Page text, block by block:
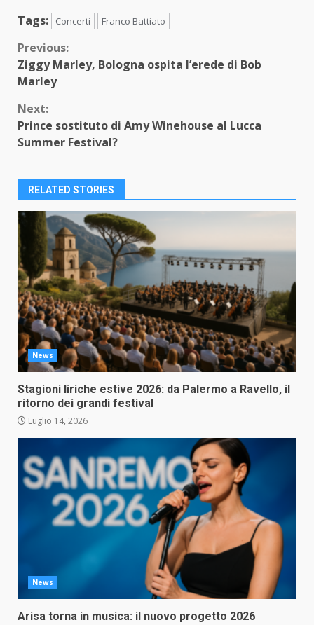
Tags: Concerti Franco Battiato
Continue
Reading
Previous:
Ziggy Marley, Bologna ospita l’erede di Bob
Marley
Next:
Prince sostituto di Amy Winehouse al Lucca
Summer Festival?
RELATED STORIES
News
Stagioni liriche estive 2026: da Palermo a Ravello, il
ritorno dei grandi festival
Luglio 14, 2026
News
Arisa torna in musica: il nuovo progetto 2026